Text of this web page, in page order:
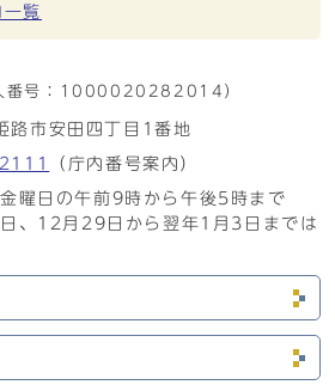
覧
番号： 1000020282014）
市安田四丁目1番地
（庁内番号案内）
曜日の午前9時から午後5時まで
日、12月29日から翌年1月3日までは